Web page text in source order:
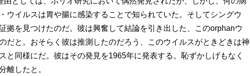
ウイルスは胃や腸に感染することで知られていた。そしてシングウ
拠を見つけたのだ。彼は興奮して結論を引き出した、このorphanウ
だと。おそらく彼は推測したのだろう、このウイルスがときどきは神
と同様にだ。彼はその発見を1965年に発表する。恥ずかしげもなく
離したと。